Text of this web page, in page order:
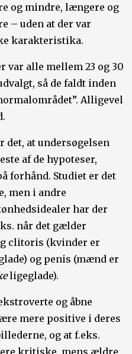
og mindre, længere og
– uden at der var
karakteristika.
var alle mellem 23 og 30
så de faldt inden
Alligevel
det, at undersøgelsen
af de hypoteser,
forhånd. Studiet er det
men i andre
har der
når det gælder
clitoris (kvinder er
og penis (mænd er
ligeglade).
og åbne
mere positive i deres
og at f.eks.
kritiske, mens ældre